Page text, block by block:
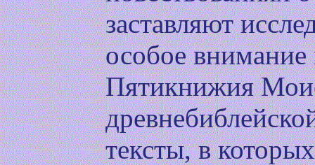
заставляют
особое внимание
Пятикнижия
тексты, в